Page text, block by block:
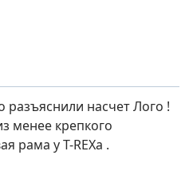
насчет Лого !
менее крепкого
рама у T-REXа .